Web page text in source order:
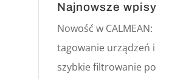
Najnowsze wpisy
Nowość w CALMEAN:
tagowanie urządzeń i
szybkie filtrowanie po